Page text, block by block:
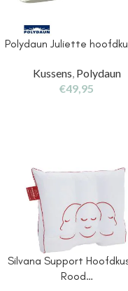
Polydaun Juliette
Kussens, Polydaun
€49,95
Silvana Support
Rood…